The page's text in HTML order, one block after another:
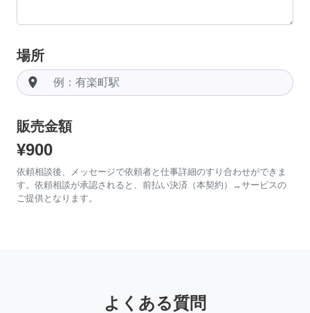
場所
room
販売金額
¥900
依頼相談後、メッセージで依頼者と仕事詳細のすり合わせができま
す。依頼相談が承認されると、前払い決済（本契約）→サービスの
ご提供となります。
よくある質問